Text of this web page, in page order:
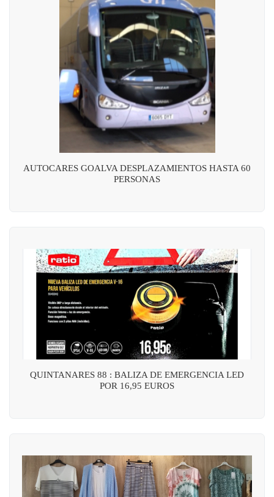
AUTOCARES GOALVA DESPLAZAMIENTOS HASTA 60
PERSONAS
QUINTANARES 88 : BALIZA DE EMERGENCIA LED
POR 16,95 EUROS